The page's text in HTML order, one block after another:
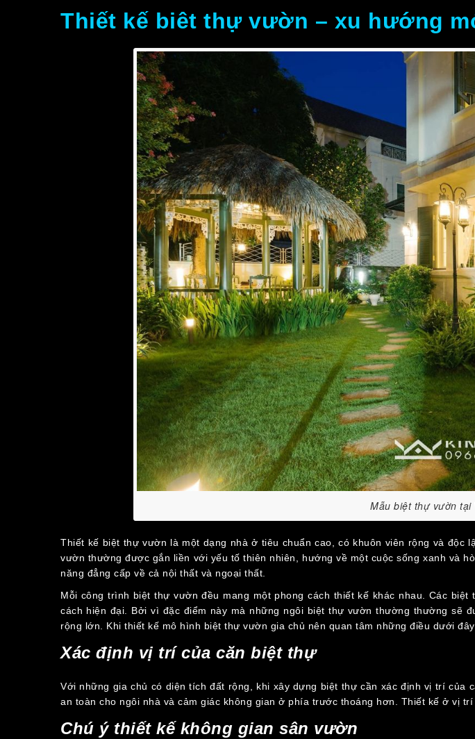
Thiết kế biêt thự vườn – xu hướng
Mẫu biệt thự vườn tại
Thiết kế biệt thự vườn là một dạng nhà ở tiêu chuẩn cao, có khuôn viên rộng và
vườn thường được gắn liền với yếu tố thiên nhiên, hướng về một cuộc sống xanh và
năng đẳng cấp về cả nội thất và ngoại thất.
Mỗi công trình biệt thự vườn đều mang một phong cách thiết kế khác nhau. Các
cách hiện đại. Bởi vì đặc điểm này mà những ngôi biệt thự vườn thường thường
rộng lớn. Khi thiết kế mô hình biệt thự vườn gia chủ nên quan tâm những điều dưới
Xác định vị trí của căn biệt thự
Với những gia chủ có diện tích đất rộng, khi xây dựng biệt thự cần xác định vị trí
an toàn cho ngôi nhà và cảm giác không gian ở phía trước thoáng hơn. Thiết kế ở vị
Chú ý thiết kế không gian sân vườn